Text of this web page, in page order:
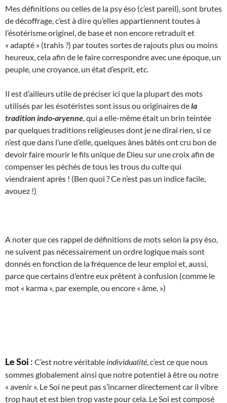
Mes définitions ou celles de la psy éso (c’est pareil), sont brutes
de décoffrage, c’est à dire qu’elles appartiennent toutes à
l’ésotérisme originel, de base et non encore retraduit et
« adapté » (trahis ?) par toutes sortes de rajouts plus ou moins
heureux, cela afin de le faire correspondre avec une époque, un
peuple, une croyance, un état d’esprit, etc.
Il est d’ailleurs utile de préciser ici que la plupart des mots
utilisés par les ésotéristes sont issus ou originaires dela
tradition indo-aryenne , qui a elle-même était un brin teintée
par quelques traditions religieuses dont je ne dirai rien, si ce
n’est que dans l’une d’elle, quelques ânes bâtés ont cru bon de
devoir faire mourir le fils unique de Dieu sur une croix afin de
compenser les péchés de tous les trous du culte qui
viendraient après ! (Ben quoi ? Ce n’est pas un indice facile,
avouez !)
A noter que ces rappel de définitions de mots selon la psy éso,
ne suivent pas nécessairement un ordre logique mais sont
donnés en fonction de la fréquence de leur emploi et, aussi,
parce que certains d’entre eux prêtent à confusion (comme le
mot « karma », par exemple, ou encore « âme. »)
Le Soi : C’est notre véritable individualité , c’est ce que nous
sommes globalement ainsi que notre potentiel à être ou notre
« avenir ». Le Soi ne peut pas s’incarner directement car il vibre
trop haut et est bien trop vaste pour cela. Le Soi est composé